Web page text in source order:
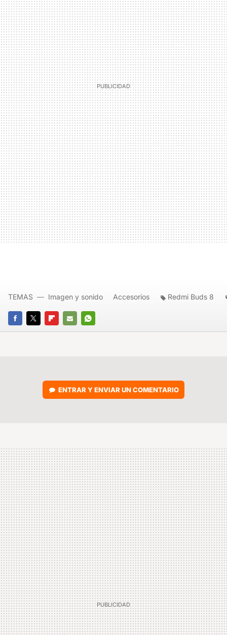
FACEBOOK
TWITTERFLIPBOARD
E-
WHATSAPP
TEMAS Imagen y sonido Accesorios Redmi Buds 8
ENTRAR Y ENVIAR UN COMENTARIO